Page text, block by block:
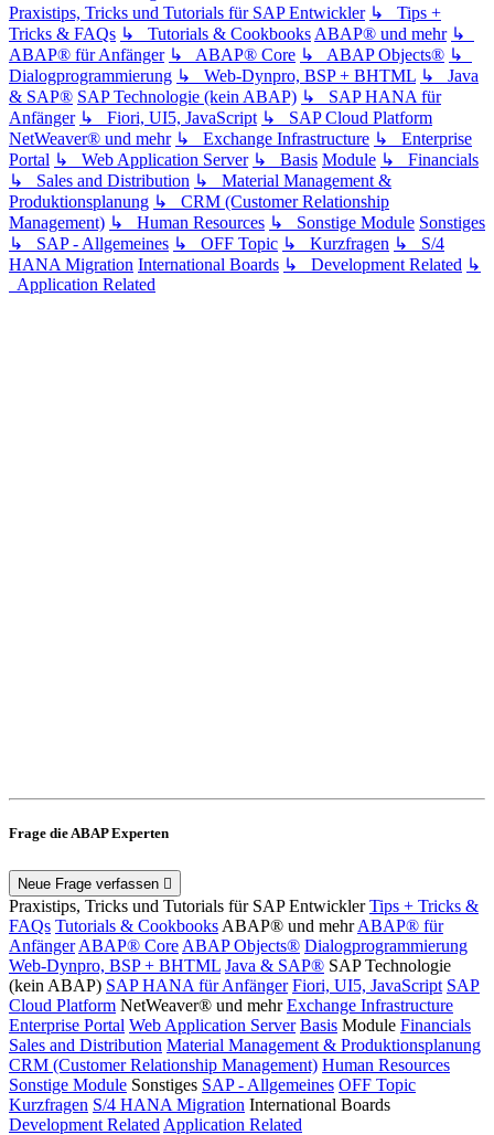
Praxistips, Tricks und Tutorials für SAP Entwickler ↳ Tips +
Tricks & FAQs ↳ Tutorials & Cookbooks ABAP® und mehr ↳
ABAP® für Anfänger ↳ ABAP® Core ↳ ABAP Objects® ↳
Dialogprogrammierung ↳ Web-Dynpro, BSP + BHTML ↳ Java
& SAP® SAP Technologie (kein ABAP) ↳ SAP HANA für
Anfänger ↳ Fiori, UI5, JavaScript ↳ SAP Cloud Platform
NetWeaver® und mehr ↳ Exchange Infrastructure ↳ Enterprise
Portal ↳ Web Application Server ↳ Basis Module ↳ Financials
↳ Sales and Distribution ↳ Material Management &
Produktionsplanung ↳ CRM (Customer Relationship
Management) ↳ Human Resources ↳ Sonstige Module Sonstiges
↳ SAP - Allgemeines ↳ OFF Topic ↳ Kurzfragen ↳ S/4
HANA Migration International Boards ↳ Development Related ↳
Application Related
Frage die ABAP Experten
Neue Frage verfassen
Praxistips, Tricks und Tutorials für SAP Entwickler Tips + Tricks &
FAQs Tutorials & Cookbooks ABAP® und mehr ABAP® für
Anfänger ABAP® Core ABAP Objects® Dialogprogrammierung
Web-Dynpro, BSP + BHTML Java & SAP® SAP Technologie
(kein ABAP) SAP HANA für Anfänger Fiori, UI5, JavaScript SAP
Cloud Platform NetWeaver® und mehr Exchange Infrastructure
Enterprise Portal Web Application Server Basis Module Financials
Sales and Distribution Material Management & Produktionsplanung
CRM (Customer Relationship Management) Human Resources
Sonstige Module Sonstiges SAP - Allgemeines OFF Topic
Kurzfragen S/4 HANA Migration International Boards
Development Related Application Related